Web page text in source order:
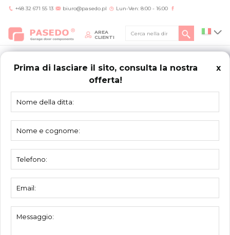
+48 32 671 55 13 biuro@pasedo.pl Lun-Ven: 8:00 - 16:00
AREA
CLIENTI
Prima di lasciare il sito, consulta la nostra
offerta!
x
Home/Prodotti/Piastre, supporti
PIASTRE,SUPPORTI
Supporto intermedio dell’albero 5020-RK70
Materiale:
acciaio zincato
Unità:
Imballo:
25 pezzi
Peso:
0,12 kg
Spessore: